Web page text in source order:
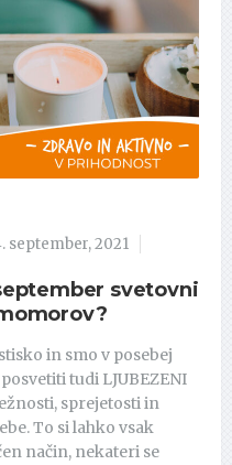
september, 2021
svetovni
in smo v posebej
tudi LJUBEZENI
sprejetosti in
To si lahko vsak
način, nekateri se